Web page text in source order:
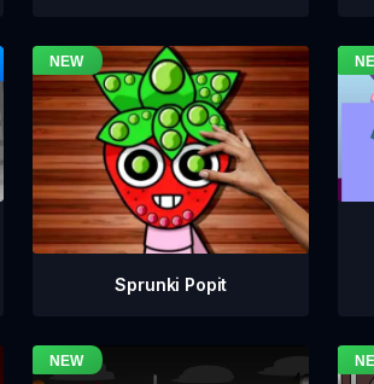
Sprunki Popit